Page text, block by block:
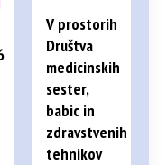
V prostorih
Društva
medicinskih
sester,
babic in
zdravstvenih
tehnikov